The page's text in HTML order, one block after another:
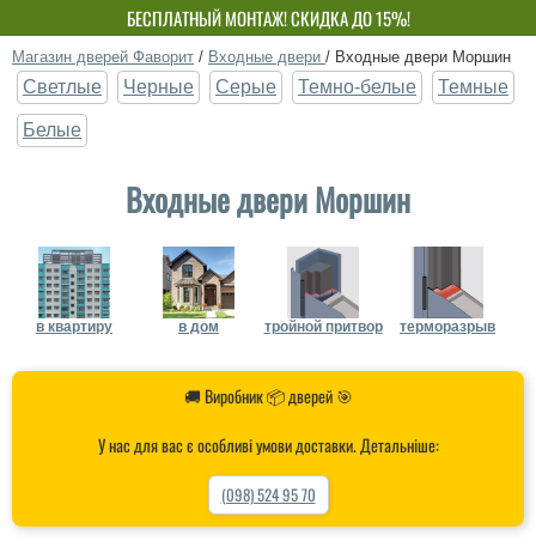
БЕСПЛАТНЫЙ МОНТАЖ! СКИДКА ДО 15%!
СОБСТВЕННОЕ ПРОИЗВОДСТВО-НЕ ПЕРЕПЛАЧИВАЙ!
Магазин дверей Фаворит / Входные двери / Входные двери Моршин
Светлые Черные Серые Темно-белые Темные
Белые
Входные двери Моршин
в квартиру в дом тройной притвор терморазрыв
🚚 Виробник 📦 дверей 🎯
У нас для вас є особливі умови доставки. Детальніше:
(098) 524 95 70